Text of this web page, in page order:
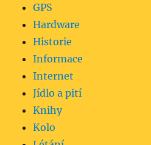
GPS
Hardware
Historie
Informace
Internet
Jídlo a pití
Knihy
Kolo